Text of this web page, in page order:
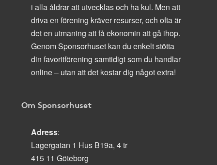
i alla åldrar att utvecklas och ha kul. Men att
driva en förening kräver resurser, och ofta är
det en utmaning att få ekonomin att gå ihop.
Genom Sponsorhuset kan du enkelt stötta
din favoritförening samtidigt som du handlar
online – utan att det kostar dig något extra!
Om Sponsorhuset
Adress:
Lagergatan 1 Hus B19a, 4 tr
415 11 Göteborg